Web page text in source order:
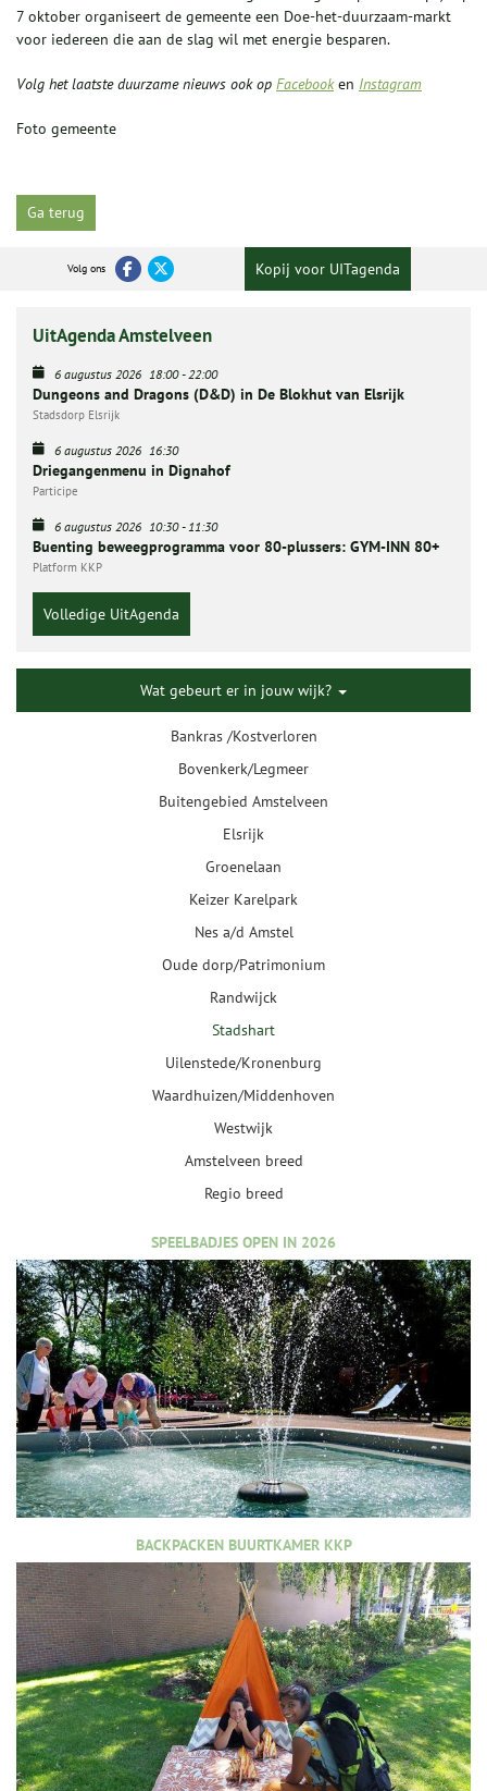
7 oktober organiseert de gemeente een Doe-het-duurzaam-markt
voor iedereen die aan de slag wil met energie besparen.
Volg het laatste duurzame nieuws ook op Facebooken Instagram
Foto gemeente
Ga terug
Volg ons Kopij voor UITagenda
UitAgenda Amstelveen
6 augustus 2026 18:00-22:00
Dungeons and Dragons (D&D) in De Blokhut van Elsrijk
Stadsdorp Elsrijk
6 augustus 2026 16:30
Driegangenmenu in Dignahof
Participe
6 augustus 2026 10:30-11:30
Buenting beweegprogramma voor 80-plussers: GYM-INN 80+
Platform KKP
Volledige UitAgenda
Wat gebeurt er in jouw wijk?
Bankras /Kostverloren
Bovenkerk/Legmeer
Buitengebied Amstelveen
Elsrijk
Groenelaan
Keizer Karelpark
Nes a/d Amstel
Oude dorp/Patrimonium
Randwijck
Stadshart
Uilenstede/Kronenburg
Waardhuizen/Middenhoven
Westwijk
Amstelveen breed
Regio breed
SPEELBADJES OPEN IN 2026
BACKPACKEN BUURTKAMER KKP